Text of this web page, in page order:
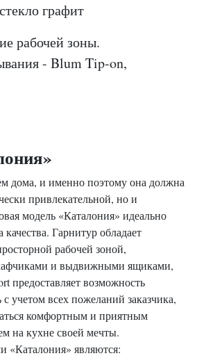
графит
рабочей зоны.
- Blum Tip-on,
дома, и именно поэтому она должна
привлекательной, но и
модель «Каталония» идеально
качества. Гарнитур обладает
рабочей зоной,
и выдвижными ящиками,
предоставляет возможность
учетом всех пожеланий заказчика,
комфортным и приятным
на кухне своей мечты.
«Каталония» являются: